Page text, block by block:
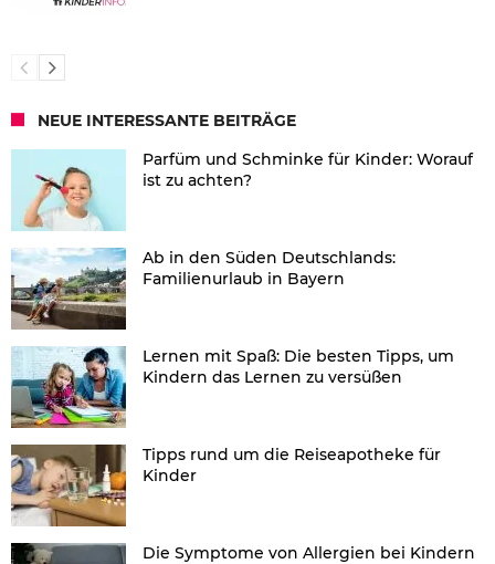
NEUE INTERESSANTE BEITRÄGE
Parfüm und Schminke für Kinder: Worauf
ist zu achten?
Ab in den Süden Deutschlands:
Familienurlaub in Bayern
Lernen mit Spaß: Die besten Tipps, um
Kindern das Lernen zu versüßen
Tipps rund um die Reiseapotheke für
Kinder
Die Symptome von Allergien bei Kindern